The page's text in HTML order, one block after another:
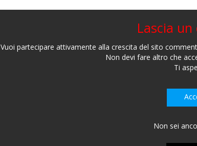
Lascia
Vuoi partecipare attivamente alla crescita del sito
Non devi fare altro che
Ti
Non sei